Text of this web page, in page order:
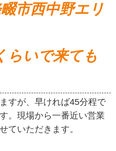
市西中野エリ
らいで来ても
すが、早ければ45分程で
。現場から一番近い営業
ていただきます。